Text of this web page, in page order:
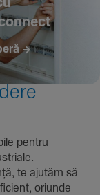
pentru
indus­triale.
te ajutăm să
oriunde